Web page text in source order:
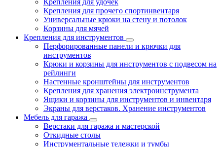
Крепления для удочек
Крепления для прочего спортинвентаря
Универсальные крюки на стену и потолок
Корзины для мячей
Крепления для инструментов
Перфорированные панели и крючки для
инструментов
Крюки и корзины для инструментов с подвесом на
рейлинги
Настенные кронштейны для инструментов
Крепления для хранения электроинструмента
Ящики и корзины для инструментов и инвентаря
Экраны для верстаков. Хранение инструментов
Мебель для гаража
Верстаки для гаража и мастерской
Откидные столы
Инструментальные тележки и тумбы